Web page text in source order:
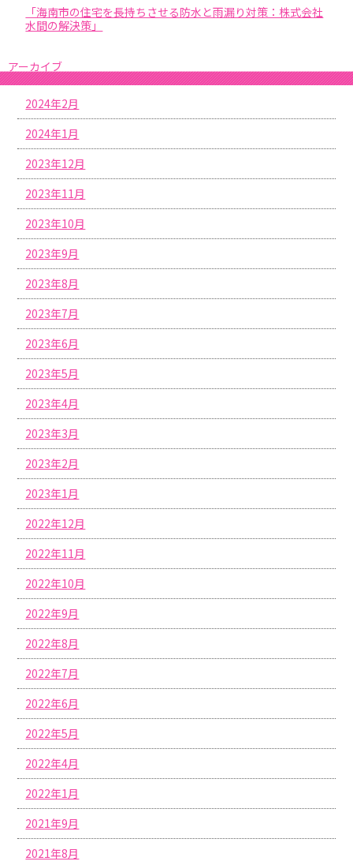
「海南市の住宅を長持ちさせる防水と雨漏り対策：株式会社
水間の解決策」
アーカイブ
2024年2月
2024年1月
2023年12月
2023年11月
2023年10月
2023年9月
2023年8月
2023年7月
2023年6月
2023年5月
2023年4月
2023年3月
2023年2月
2023年1月
2022年12月
2022年11月
2022年10月
2022年9月
2022年8月
2022年7月
2022年6月
2022年5月
2022年4月
2022年1月
2021年9月
2021年8月